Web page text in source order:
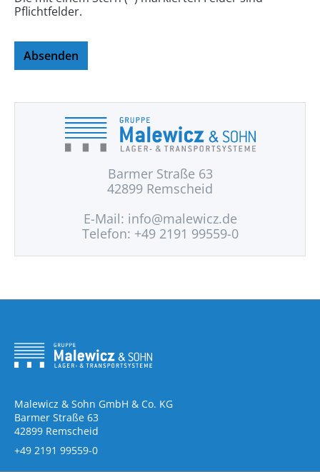
Pflichtfelder.
Absenden
Barmer Straße 63
42899 Remscheid
E-Mail: info@malewicz.de
Telefon: +49 2191 99559-0
Malewicz & Sohn GmbH & Co. KG
Barmer Straße 63
42899 Remscheid
+49 2191 99559-0